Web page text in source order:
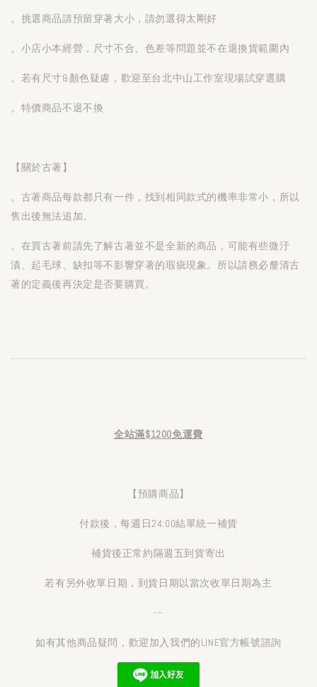
。挑選商品請預留穿著大小，請勿選得太剛好
。小店小本經營，尺寸不合、色差等問題並不在退換貨範圍內
。若有尺寸&顏色疑慮，歡迎至台北中山工作室現場試穿選購
。特價商品不退不換
【關於古著】
。古著商品每款都只有一件，找到相同款式的機率非常小，所以
售出後無法追加。
。在買古著前請先了解古著並不是全新的商品，可能有些微汙
漬、起毛球、缺扣等不影響穿著的瑕疵現象。所以請務必釐清古
著的定義後再決定是否要購買。
全站滿$1200免運費
【預購商品】
付款後，每週日24:00結單統一補貨
補貨後正常約隔週五到貨寄出
若有另外收單日期，到貨日期以當次收單日期為主
---
如有其他商品疑問，歡迎加入我們的LINE官方帳號諮詢